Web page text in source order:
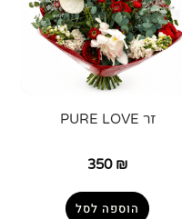
זר PURE LOVE
350 ₪
הוספה לסל